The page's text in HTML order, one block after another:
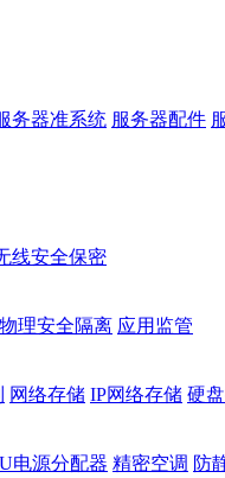
务器准系统 服务器配件
线安全保密
物理安全隔离 应用监管
网络存储 IP网络存储 硬
电源分配器 精密空调 防